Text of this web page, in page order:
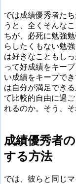
では成績優秀者た
うと、全くそんな
ちが、必死に勉強
らしたくもない勉
は好きなこともし
って好成績をキー
い成績をキープで
は自分が満足でき
て比較的自由に過
れるのか。そう、
成績優秀者
する方法
では、彼らと同じ